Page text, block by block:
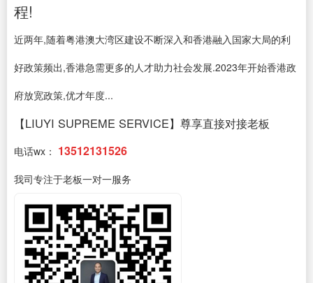
程!
近两年,随着粤港澳大湾区建设不断深入和香港融入国家大局的利
好政策频出,香港急需更多的人才助力社会发展.2023年开始香港政
府放宽政策,优才年度...
【LIUYI SUPREME SERVICE】尊享直接对接老板
电话wx： 13512131526
我司专注于老板一对一服务